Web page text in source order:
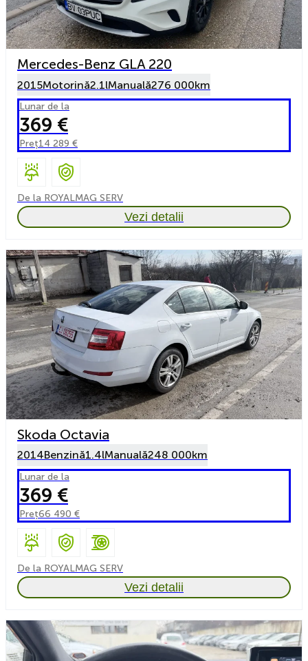
Mercedes-Benz GLA 220
2015Motorină2.1lManuală276 000km
Lunar de la
369 €
Preț14 289 €
De la ROYALMAG SERV
Vezi detalii
Skoda Octavia
2014Benzină1.4lManuală248 000km
Lunar de la
369 €
Preț66 490 €
De la ROYALMAG SERV
Vezi detalii